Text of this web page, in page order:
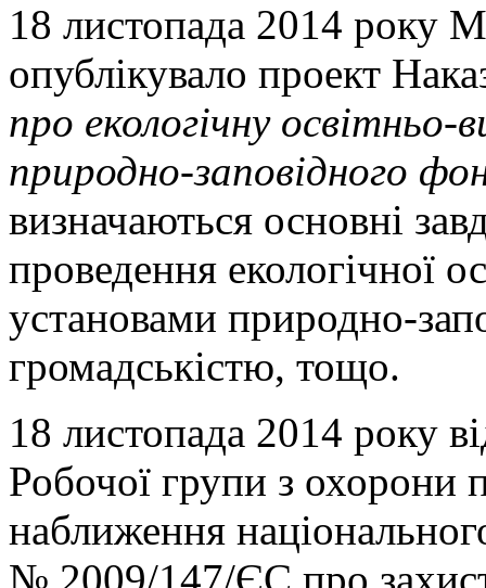
18 листопада 2014 року
опублікувало проект
про екологічну
природно-заповідного
визначаються основні
проведення екологічної
установами природно-
громадськістю, тощо.
18 листопада 2014 року
Робочої групи з охорони
наближення